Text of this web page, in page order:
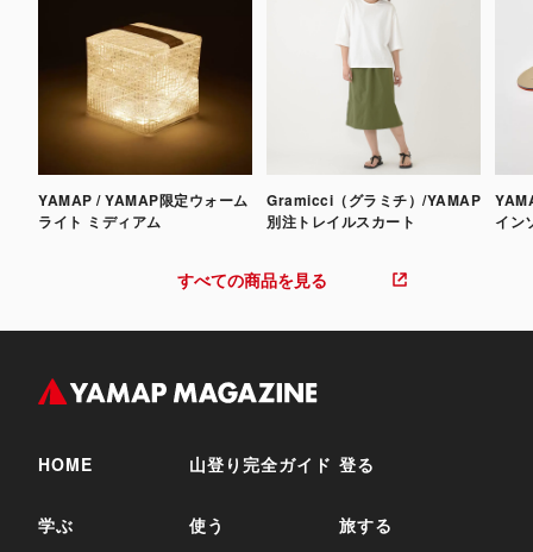
YAMAP / YAMAP限定ウォーム
ライト ミディアム
Gramicci（グラミチ）/YAMAP
別注トレイルスカート
イン
すべての商品を見る
HOME 山登り完全ガイド 登る
学ぶ 使う 旅する